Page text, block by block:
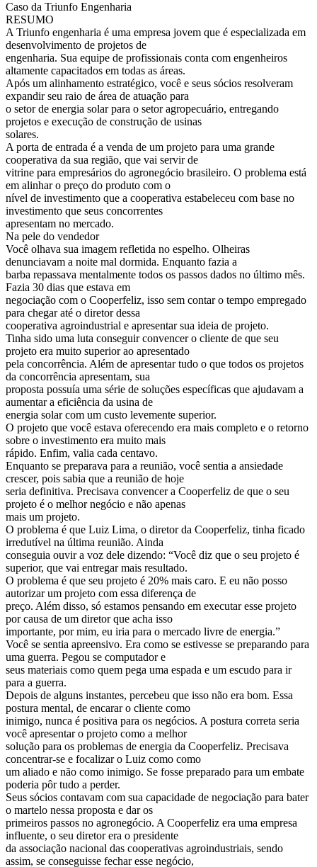
Caso da Triunfo Engenharia
RESUMO
A Triunfo engenharia é uma empresa jovem que é especializada em
desenvolvimento de projetos de
engenharia. Sua equipe de profissionais conta com engenheiros
altamente capacitados em todas as áreas.
Após um alinhamento estratégico, você e seus sócios resolveram
expandir seu raio de área de atuação para
o setor de energia solar para o setor agropecuário, entregando
projetos e execução de construção de usinas
solares.
A porta de entrada é a venda de um projeto para uma grande
cooperativa da sua região, que vai servir de
vitrine para empresários do agronegócio brasileiro. O problema está
em alinhar o preço do produto com o
nível de investimento que a cooperativa estabeleceu com base no
investimento que seus concorrentes
apresentam no mercado.
Na pele do vendedor
Você olhava sua imagem refletida no espelho. Olheiras
denunciavam a noite mal dormida. Enquanto fazia a
barba repassava mentalmente todos os passos dados no último mês.
Fazia 30 dias que estava em
negociação com o Cooperfeliz, isso sem contar o tempo empregado
para chegar até o diretor dessa
cooperativa agroindustrial e apresentar sua ideia de projeto.
Tinha sido uma luta conseguir convencer o cliente de que seu
projeto era muito superior ao apresentado
pela concorrência. Além de apresentar tudo o que todos os projetos
da concorrência apresentam, sua
proposta possuía uma série de soluções específicas que ajudavam a
aumentar a eficiência da usina de
energia solar com um custo levemente superior.
O projeto que você estava oferecendo era mais completo e o retorno
sobre o investimento era muito mais
rápido. Enfim, valia cada centavo.
Enquanto se preparava para a reunião, você sentia a ansiedade
crescer, pois sabia que a reunião de hoje
seria definitiva. Precisava convencer a Cooperfeliz de que o seu
projeto é o melhor negócio e não apenas
mais um projeto.
O problema é que Luiz Lima, o diretor da Cooperfeliz, tinha ficado
irredutível na última reunião. Ainda
conseguia ouvir a voz dele dizendo: “Você diz que o seu projeto é
superior, que vai entregar mais resultado.
O problema é que seu projeto é 20% mais caro. E eu não posso
autorizar um projeto com essa diferença de
preço. Além disso, só estamos pensando em executar esse projeto
por causa de um diretor que acha isso
importante, por mim, eu iria para o mercado livre de energia.”
Você se sentia apreensivo. Era como se estivesse se preparando para
uma guerra. Pegou se computador e
seus materiais como quem pega uma espada e um escudo para ir
para a guerra.
Depois de alguns instantes, percebeu que isso não era bom. Essa
postura mental, de encarar o cliente como
inimigo, nunca é positiva para os negócios. A postura correta seria
você apresentar o projeto como a melhor
solução para os problemas de energia da Cooperfeliz. Precisava
concentrar-se e focalizar o Luiz como como
um aliado e não como inimigo. Se fosse preparado para um embate
poderia pôr tudo a perder.
Seus sócios contavam com sua capacidade de negociação para bater
o martelo nessa proposta e dar os
primeiros passos no agronegócio. A Cooperfeliz era uma empresa
influente, o seu diretor era o presidente
da associação nacional das cooperativas agroindustriais, sendo
assim, se conseguisse fechar esse negócio,